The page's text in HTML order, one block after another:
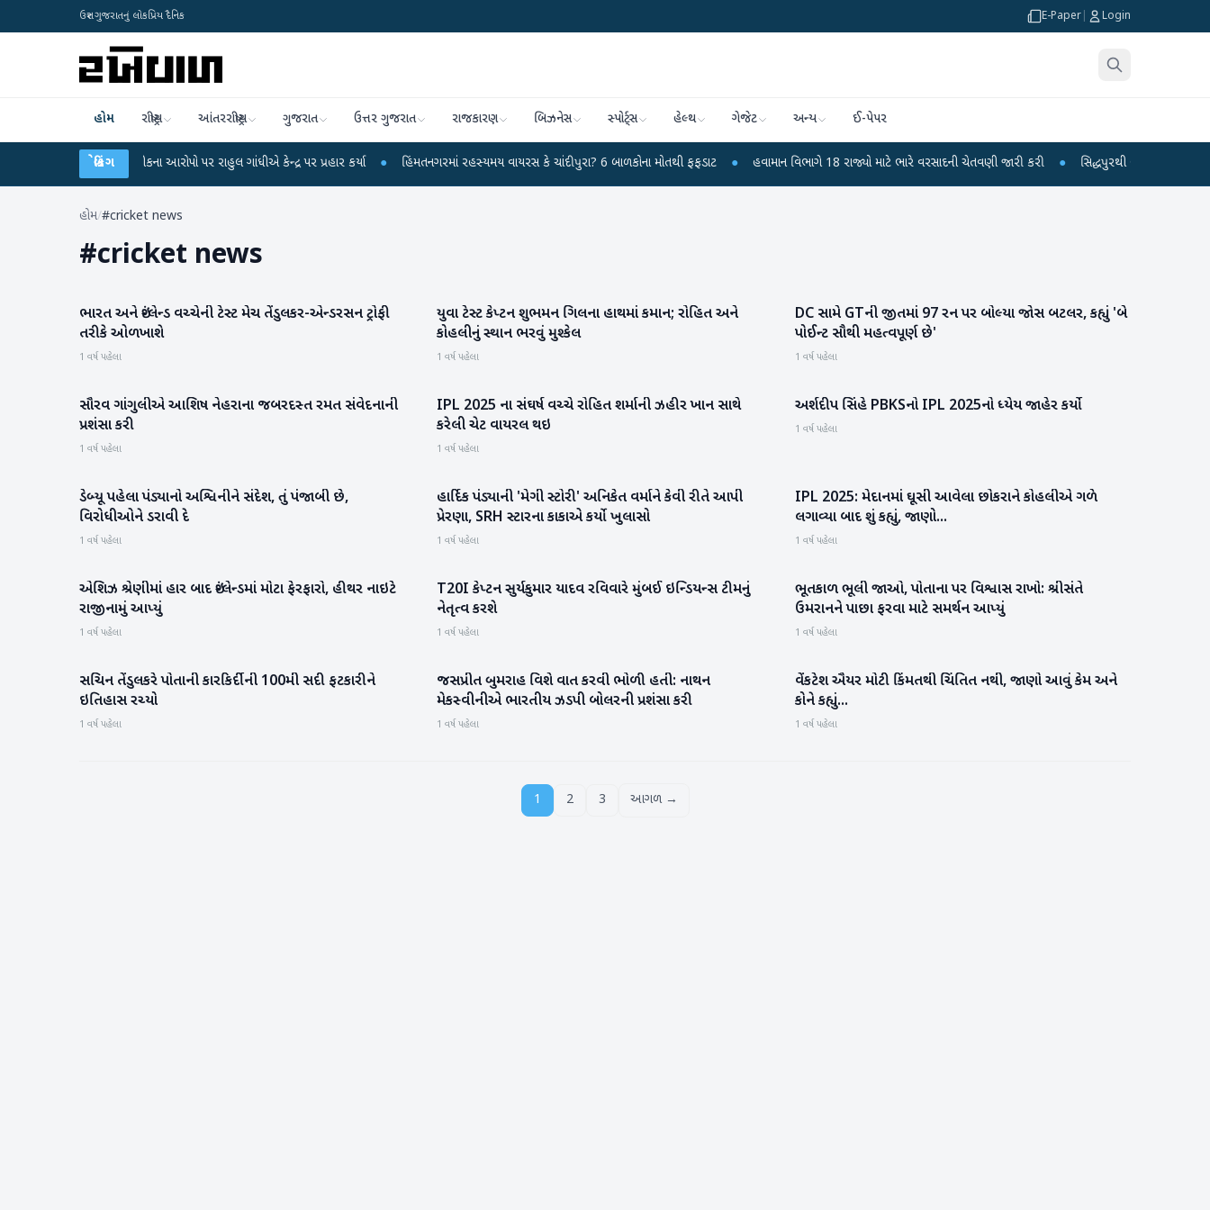
ઉત્તર ગુજરાતનું લોકપ્રિય દૈનિક E-Paper Login
હોમ રાષ્ટ્રીય આંતરરાષ્ટ્રીય ગુજરાત ઉત્તર ગુજરાત રાજકારણ બિઝનેસ સ્પોર્ટ્સ હેલ્થ ગેજેટ અન્ય ઈ-પેપર
બ્રેકિંગ
NET પરીક્ષા લીકના આરોપો પર રાહુલ ગાંધીએ કેન્દ્ર પર પ્રહાર કર્યા ● હિંમતનગરમાં રહસ્યમય વાયરસ કે ચાંદીપુરા? 6 બાળકોના મોતથી ફફડાટ ● હવામાન વિભાગે 18 રાજ્યો માટે ભારે વરસાદની ચેતવણી જારી કરી ● સિદ્ધપુરથી બોમ્બ બનાવવાની સામગ્રી
હોમ/#cricket news
#cricket news
રમતગમત
ભારત અને ઇંગ્લેન્ડ વચ્ચેની ટેસ્ટ મેચ તેંડુલકર-એન્ડરસન ટ્રોફી
તરીકે ઓળખાશે
1 વર્ષ પહેલા
રમતગમત
યુવા ટેસ્ટ કેપ્ટન શુભમન ગિલના હાથમાં કમાન; રોહિત અને
કોહલીનું સ્થાન ભરવું મુશ્કેલ
1 વર્ષ પહેલા
રમતગમત
DC સામે GTની જીતમાં 97 રન પર બોલ્યા જોસ બટલર, કહ્યું 'બે
પોઈન્ટ સૌથી મહત્વપૂર્ણ છે'
1 વર્ષ પહેલા
રમતગમત
સૌરવ ગાંગુલીએ આશિષ નેહરાના જબરદસ્ત રમત સંવેદનાની
પ્રશંસા કરી
1 વર્ષ પહેલા
IPL
IPL 2025 ના સંઘર્ષ વચ્ચે રોહિત શર્માની ઝહીર ખાન સાથે
કરેલી ચેટ વાયરલ થઇ
1 વર્ષ પહેલા
રમતગમત
અર્શદીપ સિંહે PBKSનો IPL 2025નો ધ્યેય જાહેર કર્યો
1 વર્ષ પહેલા
રમતગમત
ડેબ્યૂ પહેલા પંડ્યાનો અશ્વિનીને સંદેશ, તું પંજાબી છે,
વિરોધીઓને ડરાવી દે
1 વર્ષ પહેલા
રમતગમત
હાર્દિક પંડ્યાની 'મેગી સ્ટોરી' અનિકેત વર્માને કેવી રીતે આપી
પ્રેરણા, SRH સ્ટારના કાકાએ કર્યો ખુલાસો
1 વર્ષ પહેલા
રમતગમત
IPL 2025: મેદાનમાં ઘૂસી આવેલા છોકરાને કોહલીએ ગળે
લગાવ્યા બાદ શું કહ્યું, જાણો...
1 વર્ષ પહેલા
રમતગમત
એશિઝ શ્રેણીમાં હાર બાદ ઇંગ્લેન્ડમાં મોટા ફેરફારો, હીથર નાઇટે
રાજીનામું આપ્યું
1 વર્ષ પહેલા
રમતગમત
T20I કેપ્ટન સુર્યકુમાર યાદવ રવિવારે મુંબઈ ઇન્ડિયન્સ ટીમનું
નેતૃત્વ કરશે
1 વર્ષ પહેલા
રમતગમત
ભૂતકાળ ભૂલી જાઓ, પોતાના પર વિશ્વાસ રાખો: શ્રીસંતે
ઉમરાનને પાછા ફરવા માટે સમર્થન આપ્યું
1 વર્ષ પહેલા
રમતગમત
સચિન તેંડુલકરે પોતાની કારકિર્દીની 100મી સદી ફટકારીને
ઇતિહાસ રચ્યો
1 વર્ષ પહેલા
રમતગમત
જસપ્રીત બુમરાહ વિશે વાત કરવી ભોળી હતી: નાથન
મેકસ્વીનીએ ભારતીય ઝડપી બોલરની પ્રશંસા કરી
1 વર્ષ પહેલા
રમતગમત
વેંકટેશ ઐયર મોટી કિંમતથી ચિંતિત નથી, જાણો આવું કેમ અને
કોને કહ્યું...
1 વર્ષ પહેલા
1 2 3 આગળ →